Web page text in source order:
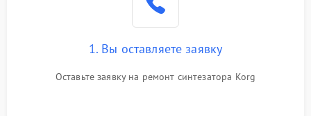
1. Вы оставляете заявку
Оставьте заявку на ремонт синтезатора Korg